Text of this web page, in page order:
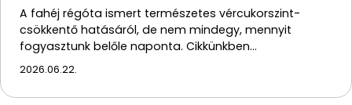
A fahéj régóta ismert természetes vércukorszint-
csökkentő hatásáról, de nem mindegy, mennyit
fogyasztunk belőle naponta. Cikkünkben…
2026.06.22.